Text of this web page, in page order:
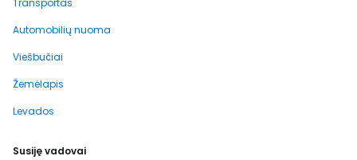
Transportas
Automobilių nuoma
Viešbučiai
Žemėlapis
Levados
Susiję vadovai